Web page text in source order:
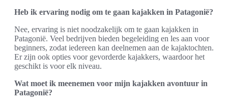
Heb ik ervaring nodig om te gaan kajakken in Patagonië?
Nee, ervaring is niet noodzakelijk om te gaan kajakken in
Patagonië. Veel bedrijven bieden begeleiding en les aan voor
beginners, zodat iedereen kan deelnemen aan de kajaktochten.
Er zijn ook opties voor gevorderde kajakkers, waardoor het
geschikt is voor elk niveau.
Wat moet ik meenemen voor mijn kajakken avontuur in
Patagonië?